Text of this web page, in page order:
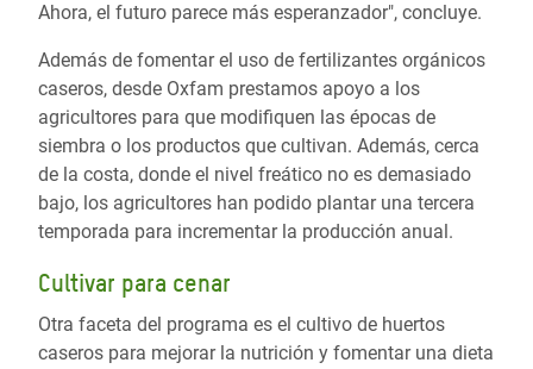
Ahora, el futuro parece más esperanzador", concluye.
Además de fomentar el uso de fertilizantes orgánicos
caseros, desde Oxfam prestamos apoyo a los
agricultores para que modifiquen las épocas de
siembra o los productos que cultivan. Además, cerca
de la costa, donde el nivel freático no es demasiado
bajo, los agricultores han podido plantar una tercera
temporada para incrementar la producción anual.
Cultivar para cenar
Otra faceta del programa es el cultivo de huertos
caseros para mejorar la nutrición y fomentar una dieta